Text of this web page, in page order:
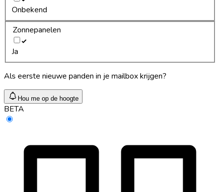
Onbekend
Zonnepanelen
Ja
Als eerste nieuwe panden in je mailbox krijgen?
Hou me op de hoogte
BETA